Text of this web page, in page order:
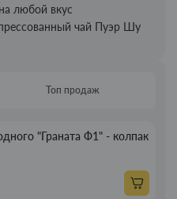
любой вкус
чай Пуэр Шу
Топ продаж
"Граната Ф1" - колпак